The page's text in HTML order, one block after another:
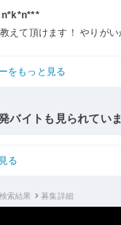
n*k*n***
えて頂けます！ やり
をもっと見る
バイトも見られてい
る
検索結果 募集詳細